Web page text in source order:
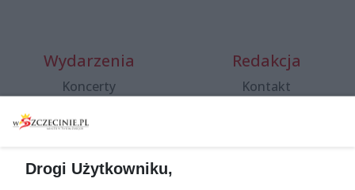
Wydarzenia
Koncerty
Spacery i oprowadzania
targi
Redakcja
Kontakt
Drogi Użytkowniku,